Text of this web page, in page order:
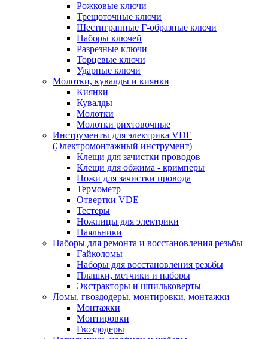
Рожковые ключи
Трещоточные ключи
Шестигранные Г-образные ключи
Наборы ключей
Разрезные ключи
Торцевые ключи
Ударные ключи
Молотки, кувалды и киянки
Киянки
Кувалды
Молотки
Молотки рихтовочные
Инструменты для электрика VDE
(Электромонтажный инструмент)
Клещи для зачистки проводов
Клещи для обжима - кримперы
Ножи для зачистки провода
Термометр
Отвертки VDE
Тестеры
Ножницы для электрики
Паяльники
Наборы для ремонта и восстановления резьбы
Гайколомы
Наборы для восстановления резьбы
Плашки, метчики и наборы
Экстракторы и шпильковерты
Ломы, гвоздодеры, монтировки, монтажки
Монтажки
Монтировки
Гвоздодеры